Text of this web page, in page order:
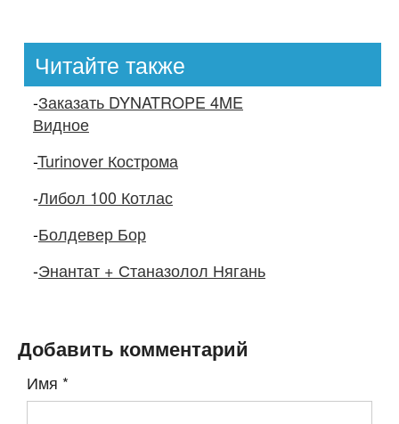
Читайте также
-Заказать DYNATROPE 4ME
Видное
-Turinover Кострома
-Либол 100 Котлас
-Болдевер Бор
-Энантат + Станазолол Нягань
Добавить комментарий
Имя *